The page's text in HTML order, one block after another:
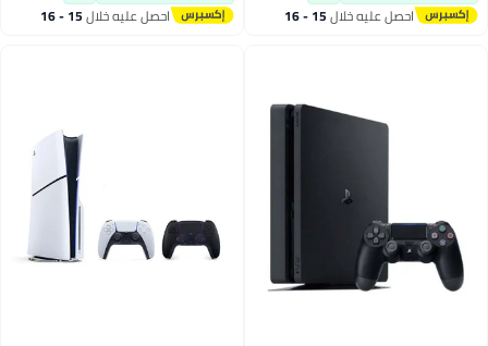
احصل عليه خلال 15 - 16 احصل عليه خلال 15 - 16